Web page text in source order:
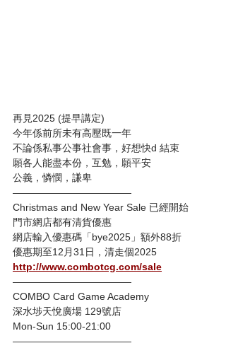
再見2025 (提早講定)
今年係前所未有高壓既一年
不論係私事公事社會事，好想快d 結束
願各人能盡本份，互勉，願平安
公義，憐憫，謙卑
————————————
Christmas and New Year Sale 已經開始
門市網店都有清貨優惠
網店輸入優惠碼「bye2025」額外88折
優惠期至12月31日，清走個2025
http://www.combotcg.com/sale
————————————
COMBO Card Game Academy
深水埗天悅廣場 129號店
Mon-Sun 15:00-21:00
————————————